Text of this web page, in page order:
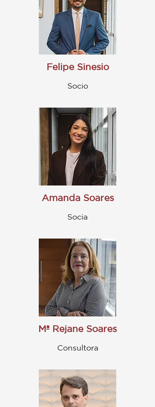
Felipe Sinesio
Socio
Amanda Soares
Socia
Mª Rejane Soares
Consultora